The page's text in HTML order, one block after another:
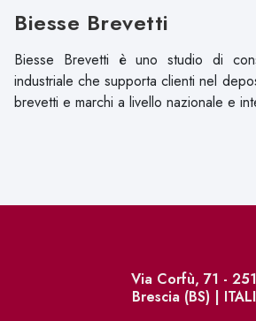
Biesse Brevetti
Biesse Brevetti è uno studio di
industriale che supporta clienti nel
brevetti e marchi a livello nazionale e
Via Corfù, 71 -
Brescia (BS) |